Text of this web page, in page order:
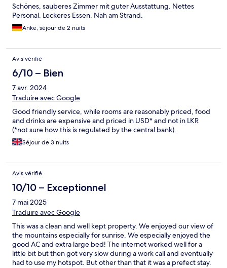
Schönes, sauberes Zimmer mit guter Ausstattung. Nettes
Personal. Leckeres Essen. Nah am Strand.
Anke, séjour de 2 nuits
Avis vérifié
6/10 – Bien
7 avr. 2024
Traduire avec Google
Good friendly service, while rooms are reasonably priced, food
and drinks are expensive and priced in USD* and not in LKR
(*not sure how this is regulated by the central bank).
Séjour de 3 nuits
Avis vérifié
10/10 – Exceptionnel
7 mai 2025
Traduire avec Google
This was a clean and well kept property. We enjoyed our view of
the mountains especially for sunrise. We especially enjoyed the
good AC and extra large bed! The internet worked well for a
little bit but then got very slow during a work call and eventually
had to use my hotspot. But other than that it was a prefect stay.